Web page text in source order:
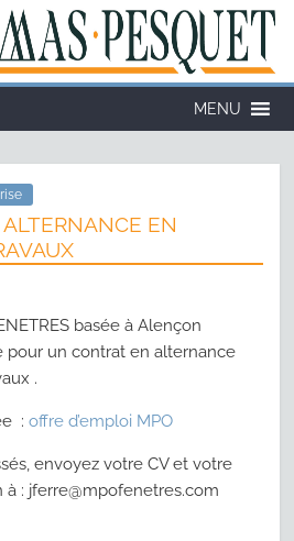
MENU
ALTERNANCE EN
basée à Alençon
pour un contrat en alternance
.
:offre d’emploi MPO
envoyez votre CV et votre
: jferre@mpofenetres.com